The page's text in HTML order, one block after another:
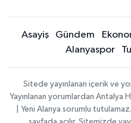
Asayiş Gündem
Alanyaspor
Sitede yayınlanan içerik ve
Yayınlanan yorumlardan Antalya
| Yeni Alanya sorumlu